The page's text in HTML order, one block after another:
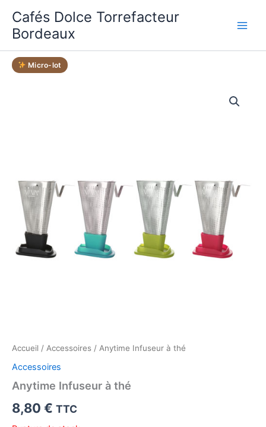
contenu
Cafés Dolce Torrefacteur
Bordeaux
Micro-lot
Accueil / Accessoires / Anytime Infuseur à thé
Accessoires
Anytime Infuseur à thé
8,80 € TTC